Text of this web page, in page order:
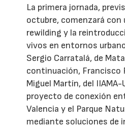
La primera jornada,
octubre, comenzará con
rewilding y la
vivos en entornos
Sergio Carratalá, de
continuación, Francisco
Miguel Martín, del IIAMA-
proyecto de conexión
Valencia y el Parque
mediante soluciones de